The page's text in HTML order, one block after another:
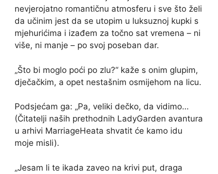
nevjerojatno romantičnu atmosferu i sve što želi
da učinim jest da se utopim u luksuznoj kupki s
mjehurićima i izađem za točno sat vremena – ni
više, ni manje – po svoj poseban dar.
„Što bi moglo poći po zlu?“ kaže s onim glupim,
dječačkim, a opet nestašnim osmijehom na licu.
Podsjećam ga: „Pa, veliki dečko, da vidimo…
(Čitatelji naših prethodnih LadyGarden avantura
u arhivi MarriageHeata shvatit će kamo idu
moje misli).
„Jesam li te ikada zaveo na krivi put, draga